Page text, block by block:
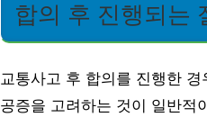
합의 후 진행되는
교통사고 후 합의를 진행한
공증을 고려하는 것이 일반적